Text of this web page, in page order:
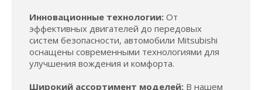
Инновационные технологии: От
эффективных двигателей до передовых
систем безопасности, автомобили Mitsubishi
оснащены современными технологиями для
улучшения вождения и комфорта.
Широкий ассортимент моделей: В нашем